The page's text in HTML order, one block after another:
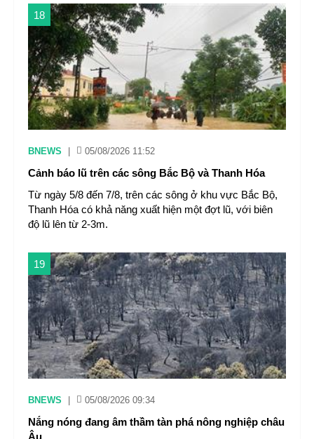
18
BNEWS 05/08/2026 11:52
Cảnh báo lũ trên các sông Bắc Bộ và Thanh Hóa
Từ ngày 5/8 đến 7/8, trên các sông ở khu vực Bắc Bộ,
Thanh Hóa có khả năng xuất hiện một đợt lũ, với biên
độ lũ lên từ 2-3m.
19
BNEWS 05/08/2026 09:34
Nắng nóng đang âm thầm tàn phá nông nghiệp châu
Âu